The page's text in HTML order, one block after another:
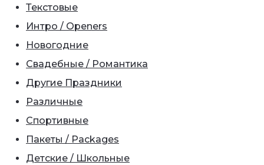
Текстовые
Интро / Openers
Новогодние
Свадебные / Романтика
Другие Праздники
Различные
Спортивные
Пакеты / Packages
Детские / Школьные